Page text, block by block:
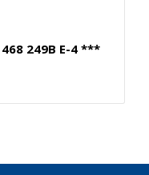
468 249B E-4 ***